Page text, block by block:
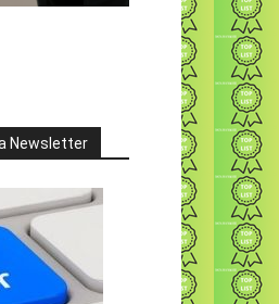
Newsletter